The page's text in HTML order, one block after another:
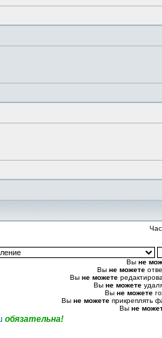
Вы не
Вы не можете
Вы не можете
Вы не можете
Вы не можете
Вы не можете прикреплять
Вы не
обязательна!